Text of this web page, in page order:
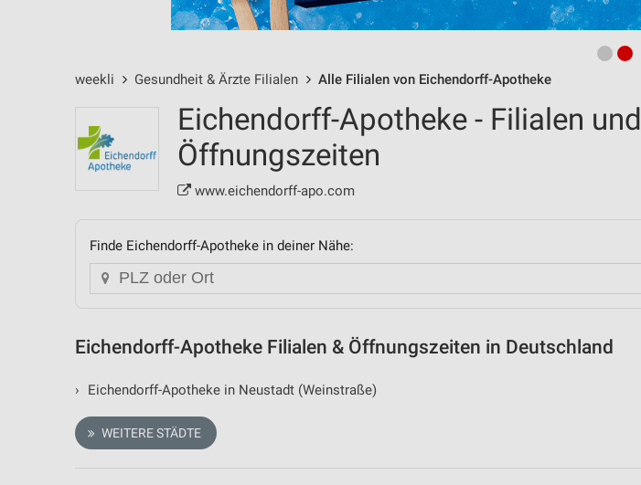
weekli Gesundheit & Ärzte Filialen Alle Filialen von Eichendorff-Apotheke
Eichendorff-Apotheke - Filialen und
Öffnungszeiten
www.eichendorff-apo.com
Finde Eichendorff-Apotheke in deiner Nähe:
Eichendorff-Apotheke Filialen & Öffnungszeiten in Deutschland
› Eichendorff-Apotheke in Neustadt (Weinstraße)
WEITERE STÄDTE